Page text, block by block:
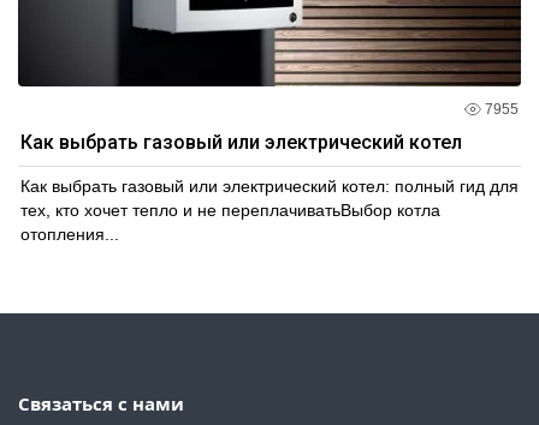
7955
Как выбрать газовый или электрический котел
Как выбрать газовый или электрический котел: полный гид для
тех, кто хочет тепло и не переплачиватьВыбор котла
отопления...
Связаться с нами